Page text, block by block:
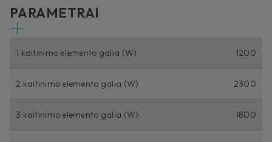
PARAMETRAI
1 kaitinimo elemento galia (W) 1200
2 kaitinimo elemento galia (W) 2300
3 kaitinimo elemento galia (W) 1800